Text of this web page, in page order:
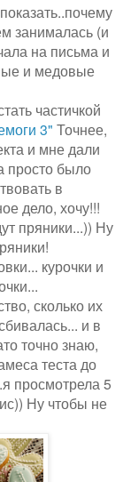
занималась (и
на письма и
и медовые
частичкой
3" Точнее,
и мне дали
просто было
в
дело, хочу!!!
пряники...)) Ну
курочки и
сколько их
и в
точно знаю,
теста до
просмотрела 5
Ну чтобы не